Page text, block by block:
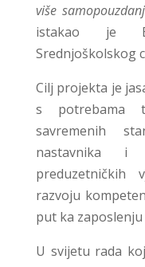
više
istakao je
Srednjoškolskog
Cilj projekta je
s potrebama
savremenih
nastavnika i
preduzetničkih
razvoju
put ka
U svijetu rada